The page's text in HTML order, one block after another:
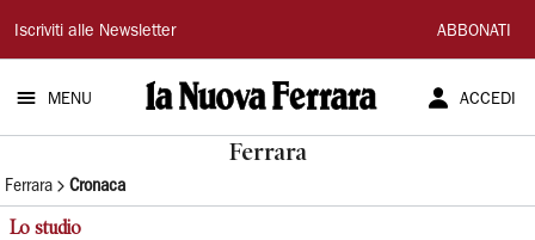
La
Nuova
Ferrara
Iscriviti alle Newsletter ABBONATI
MENU ACCEDI
Ferrara
Ferrara Cronaca
Lo studio